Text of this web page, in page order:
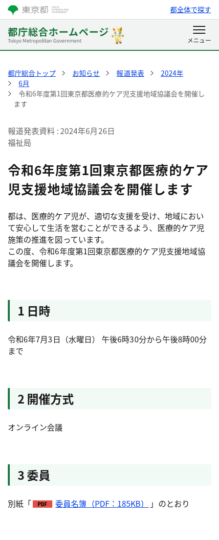
都全体で探す
都庁総合トップ お知らせ 報道発表
2024年
6月
令和6年度第1回東京都医療的ケア児支援地域協議会を開催し
ます
報道発表資料 2024年6月26日
福祉局
令和6年度第1回東京都医療的ケア
児支援地域協議会を開催します
都は、医療的ケア児が、適切な支援を受け、地域におい
て安心して生活を営むことができるよう、医療的ケア児
施策の推進を図っています。
この度、令和6年度第1回東京都医療的ケア児支援地域協
議会を開催します。
1 日時
令和6年7月3日（水曜日） 午後6時30分から午後8時00分
まで
2 開催方式
オンライン会議
3 委員
別紙「 委員名簿（PDF：185KB） 」のとおり